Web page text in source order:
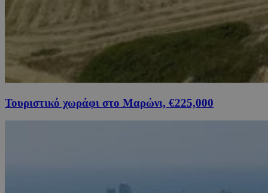
Τουριστικό χωράφι στο Μαρώνι, €225,000